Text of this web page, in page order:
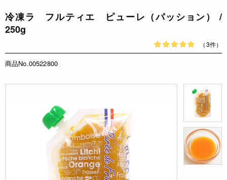
冷凍ラ フルティエ ピューレ（パッション） /
250g
（3件）
商品No.00522800